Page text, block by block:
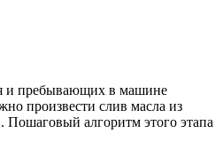
и пребывающих в машине
произвести слив масла из
Пошаговый алгоритм этого этапа